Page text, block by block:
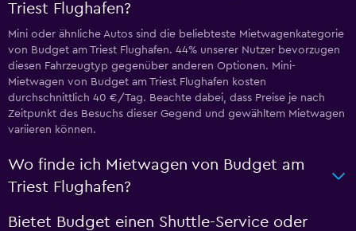
Triest Flughafen?
Mini oder ähnliche Autos sind die beliebteste Mietwagenkategorie
von Budget am Triest Flughafen. 44% unserer Nutzer bevorzugen
diesen Fahrzeugtyp gegenüber anderen Optionen. Mini-
Mietwagen von Budget am Triest Flughafen kosten
durchschnittlich 40 €/Tag. Beachte dabei, dass Preise je nach
Zeitpunkt des Besuchs dieser Gegend und gewähltem Mietwagen
variieren können.
Wo finde ich Mietwagen von Budget am
Triest Flughafen?
Bietet Budget einen Shuttle-Service oder